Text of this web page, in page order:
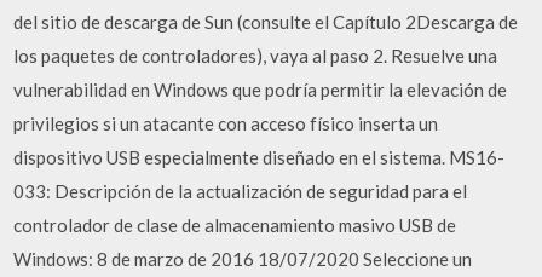
del sitio de descarga de Sun (consulte el Capítulo 2Descarga de
los paquetes de controladores), vaya al paso 2. Resuelve una
vulnerabilidad en Windows que podría permitir la elevación de
privilegios si un atacante con acceso físico inserta un
dispositivo USB especialmente diseñado en el sistema. MS16-
033: Descripción de la actualización de seguridad para el
controlador de clase de almacenamiento masivo USB de
Windows: 8 de marzo de 2016 18/07/2020 Seleccione un